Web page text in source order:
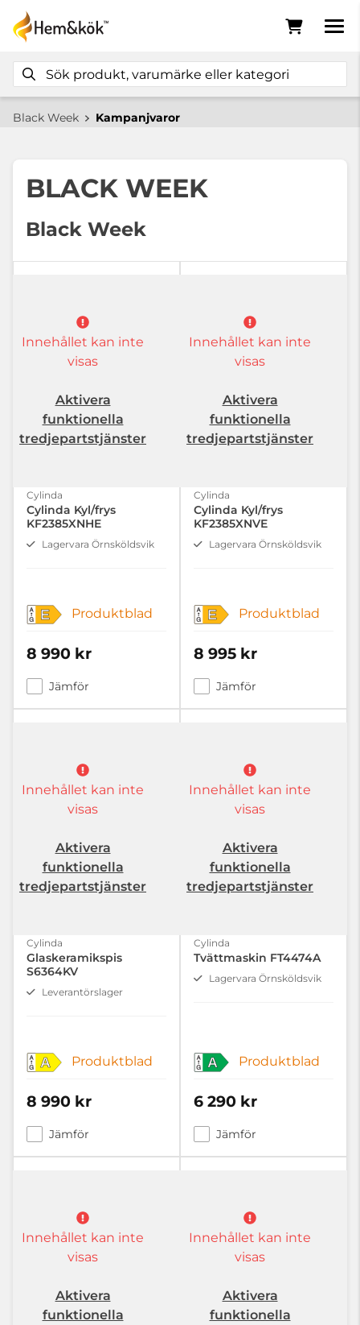
Black Week Kampanjvaror
BLACK WEEK
Black Week
Innehållet kan inte
visas
Aktivera
funktionella
tredjepartstjänster
Cylinda
Cylinda Kyl/frys
KF2385XNHE
Lagervara Örnsköldsvik
E Produktblad
8 990 kr
Jämför
Innehållet kan inte
visas
Aktivera
funktionella
tredjepartstjänster
Cylinda
Cylinda Kyl/frys
KF2385XNVE
Lagervara Örnsköldsvik
E Produktblad
8 995 kr
Jämför
Innehållet kan inte
visas
Aktivera
funktionella
tredjepartstjänster
Cylinda
Glaskeramikspis
S6364KV
Leverantörslager
A Produktblad
8 990 kr
Jämför
Innehållet kan inte
visas
Aktivera
funktionella
tredjepartstjänster
Cylinda
Tvättmaskin FT4474A
Lagervara Örnsköldsvik
A Produktblad
6 290 kr
Jämför
Innehållet kan inte
visas
Aktivera
funktionella
Innehållet kan inte
visas
Aktivera
funktionella